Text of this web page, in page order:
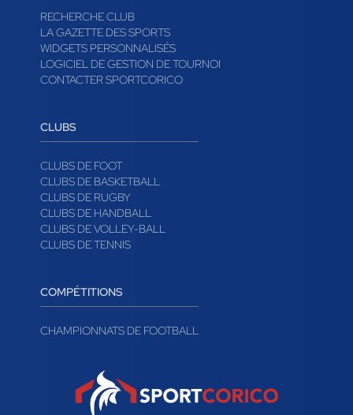
RECHERCHE CLUB
LA GAZETTE DES SPORTS
WIDGETS PERSONNALISÉS
LOGICIEL DE GESTION DE TOURNOI
CONTACTER SPORTCORICO
CLUBS
CLUBS DE FOOT
CLUBS DE BASKETBALL
CLUBS DE RUGBY
CLUBS DE HANDBALL
CLUBS DE VOLLEY-BALL
CLUBS DE TENNIS
COMPÉTITIONS
CHAMPIONNATS DE FOOTBALL